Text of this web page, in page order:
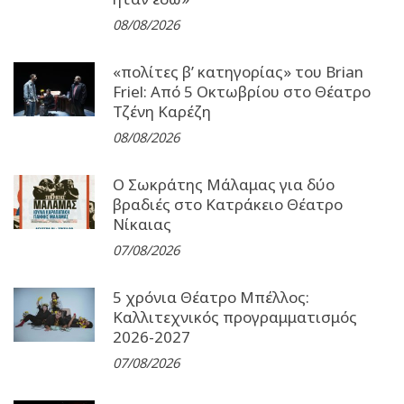
08/08/2026
«πολίτες β’ κατηγορίας» του Brian
Friel: Από 5 Οκτωβρίου στο Θέατρο
Τζένη Καρέζη
08/08/2026
Ο Σωκράτης Μάλαμας για δύο
βραδιές στο Κατράκειο Θέατρο
Νίκαιας
07/08/2026
5 χρόνια Θέατρο Μπέλλος:
Καλλιτεχνικός προγραμματισμός
2026-2027
07/08/2026